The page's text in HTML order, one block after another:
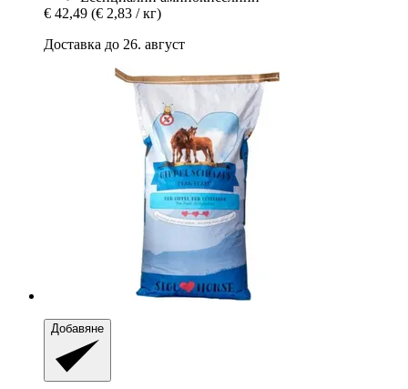
€ 42,49 (€ 2,83 / кг)
Доставка до 26. август
Добавяне